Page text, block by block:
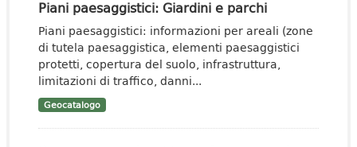
Piani paesaggistici: Giardini e parchi
Piani paesaggistici: informazioni per areali (zone
di tutela paesaggistica, elementi paesaggistici
protetti, copertura del suolo, infrastruttura,
limitazioni di traffico, danni...
Geocatalogo